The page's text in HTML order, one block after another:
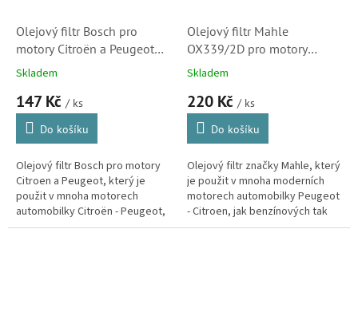
Olejový filtr Bosch pro
motory Citroën a Peugeot
(1109AL, 0451103261)
Skladem
147 Kč / ks
Do košíku
Olejový filtr Bosch pro motory
Citroen a Peugeot, který je
použit v mnoha motorech
automobilky Citroën - Peugeot,
jak benzínových tak
Olejový filtr Mahle
OX339/2D pro motory
Citroen VTi, THP, HDi a další
1109AH)
Skladem
220 Kč / ks
Do košíku
Olejový filtr značky Mahle, který
je použit v mnoha moderních
motorech automobilky Peugeot
- Citroen, jak benzínových tak
dieselových. (BMW, Mini, Fiat,